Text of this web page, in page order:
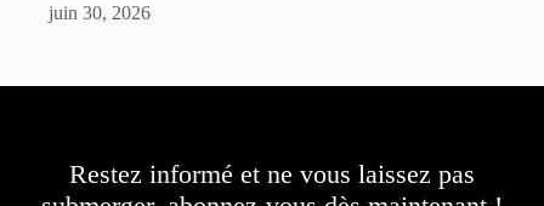
juin 30, 2026
Restez informé et ne vous laissez pas